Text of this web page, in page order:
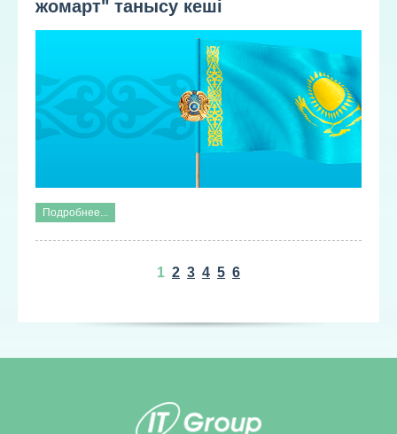
жомарт" танысу кеші
Подробнее...
1 2 3 4 5 6